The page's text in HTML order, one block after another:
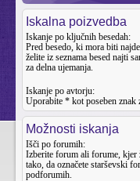
Iskalna poizvedba
Iskanje po ključnih besedah:
Pred besedo, ki mora biti
želite iz seznama besed najti
za delna ujemanja.
Iskanje po avtorju:
Uporabite * kot poseben znak
Možnosti iskanja
Išči po forumih:
Izberite forum ali forume, kjer
tako, da označete starševski
podforumih.